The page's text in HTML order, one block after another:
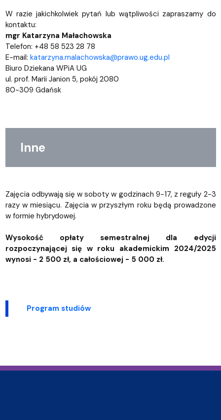
W razie jakichkolwiek pytań lub wątpliwości zapraszamy do
kontaktu:
mgr Katarzyna Małachowska
Telefon: +48 58 523 28 78
E-mail: katarzyna.malachowska@prawo.ug.edu.pl
Biuro Dziekana WPiA UG
ul. prof. Marii Janion 5, pokój 2080
80-309 Gdańsk
Inne
Zajęcia odbywają się w soboty w godzinach 9-17, z reguły 2-3
razy w miesiącu. Zajęcia w przyszłym roku będą prowadzone
w formie hybrydowej.
Wysokość opłaty semestralnej dla edycji
rozpoczynającej się w roku akademickim 2024/2025
wynosi - 2 500 zł, a całościowej - 5 000 zł.
Program studiów